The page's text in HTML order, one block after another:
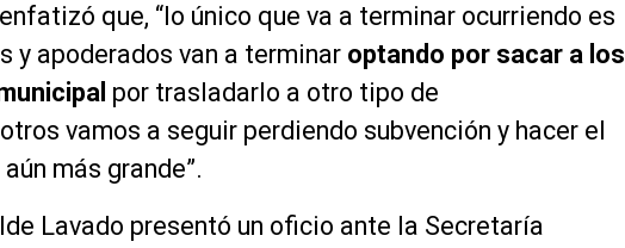
que, “lo único que va a terminar ocurriendo es
y apoderados van a terminar optando por sacar a los
por trasladarlo a otro tipo de
vamos a seguir perdiendo subvención y hacer el
más grande”.
Lavado presentó un oficio ante la Secretaría